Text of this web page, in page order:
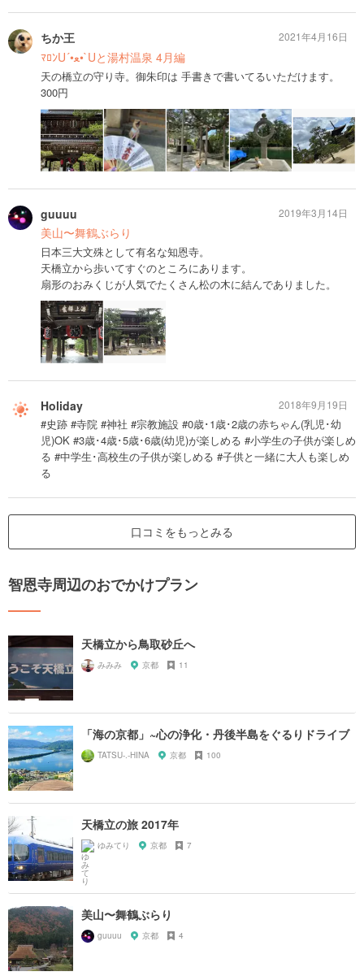
ちか王
ﾏﾛﾝU´•ﻌ•`Uと湯村温泉 4月編
天の橋立の守り寺。御朱印は 手書きで書いてるいただけます。
300円
2021年4月16日
guuuu
美山〜舞鶴ぶらり
日本三大文殊として有名な知恩寺。
天橋立から歩いてすぐのところにあります。
扇形のおみくじが人気でたくさん松の木に結んでありました。
2019年3月14日
Holiday
#史跡 #寺院 #神社 #宗教施設 #0歳･1歳･2歳の赤ちゃん(乳児･幼
児)OK #3歳･4歳･5歳･6歳(幼児)が楽しめる #小学生の子供が楽しめ
る #中学生･高校生の子供が楽しめる #子供と一緒に大人も楽しめ
る
2018年9月19日
口コミをもっとみる
智恩寺周辺のおでかけプラン
天橋立から鳥取砂丘へ
みみみ 京都 11
「海の京都」~心の浄化・丹後半島をぐるりドライブ
TATSU-.-HINA 京都 100
天橋立の旅 2017年
ゆみてり 京都 7
美山〜舞鶴ぶらり
guuuu 京都 4